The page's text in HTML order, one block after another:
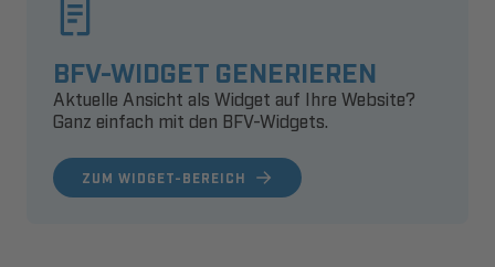
BFV-WIDGET GENERIEREN
Aktuelle Ansicht als Widget auf Ihre Website?
Ganz einfach mit den BFV-Widgets.
ZUM WIDGET-BEREICH